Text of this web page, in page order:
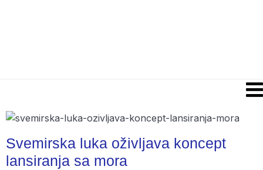
Svemirska luka oživljava koncept
lansiranja sa mora